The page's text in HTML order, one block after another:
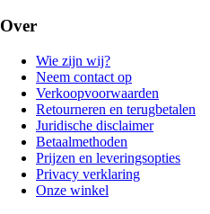
Over
Wie zijn wij?
Neem contact op
Verkoopvoorwaarden
Retourneren en terugbetalen
Juridische disclaimer
Betaalmethoden
Prijzen en leveringsopties
Privacy verklaring
Onze winkel